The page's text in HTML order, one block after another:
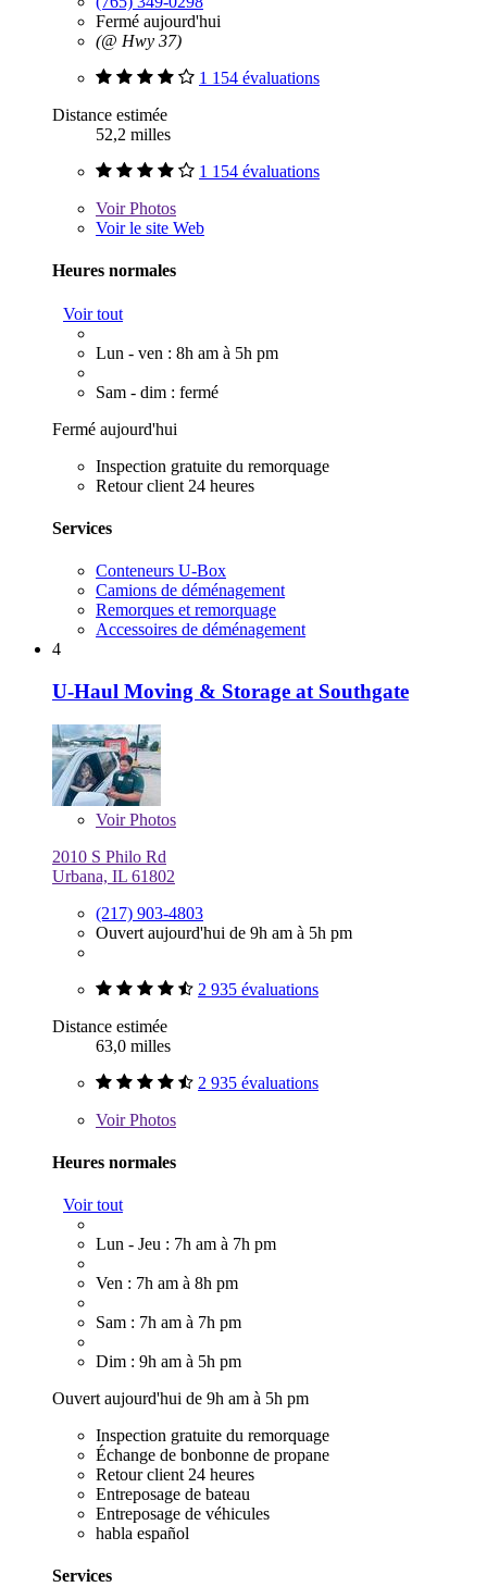
Fermé aujourd'hui
(@ Hwy 37)
1 154 évaluations
Distance estimée
52,2 milles
1 154 évaluations
VoirPhotos
Voir le site Web
Heures normales
Voir tout
Lun - ven : 8h am à 5h pm
Sam - dim : fermé
Fermé aujourd'hui
Inspection gratuite du remorquage
Retour client 24 heures
Services
Conteneurs U-Box
Camions de déménagement
Remorques et remorquage
Accessoires de déménagement
4
U-Haul Moving & Storage at Southgate
VoirPhotos
2010 S Philo Rd
Urbana, IL 61802
(217) 903-4803
Ouvert aujourd'hui de 9h am à 5h pm
2 935 évaluations
Distance estimée
63,0 milles
2 935 évaluations
VoirPhotos
Heures normales
Voir tout
Lun - Jeu : 7h am à 7h pm
Ven : 7h am à 8h pm
Sam : 7h am à 7h pm
Dim : 9h am à 5h pm
Ouvert aujourd'hui de 9h am à 5h pm
Inspection gratuite du remorquage
Échange de bonbonne de propane
Retour client 24 heures
Entreposage de bateau
Entreposage de véhicules
habla español
Services